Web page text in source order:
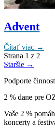
Advent
Čítať viac →
Strana 1 z 2
Staršie →
Podporte
2 % dane pre
Vaše 2 %
koncerty a